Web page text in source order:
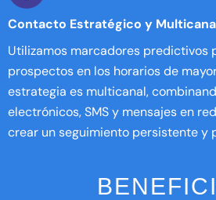
Contacto Estratégico y
Utilizamos marcadores predictivos
prospectos en los horarios de
estrategia es multicanal,
electrónicos, SMS y mensajes en
crear un seguimiento persistente y